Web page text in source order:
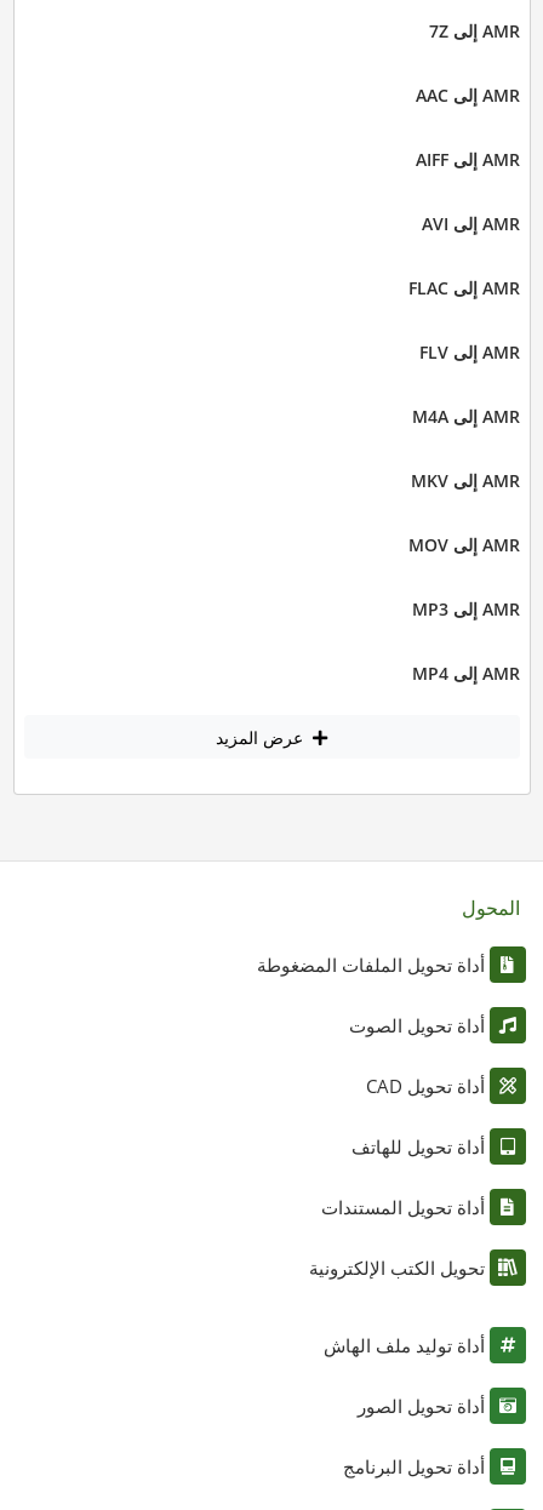
AMR إلى 7Z
AMR إلى AAC
AMR إلى AIFF
AMR إلى AVI
AMR إلى FLAC
AMR إلى FLV
AMR إلى M4A
AMR إلى MKV
AMR إلى MOV
AMR إلى MP3
AMR إلى MP4
عرض المزيد
المحول
أداة تحويل الملفات المضغوطة
أداة تحويل الصوت
أداة تحويل CAD
أداة تحويل للهاتف
أداة تحويل المستندات
تحويل الكتب الإلكترونية
أداة توليد ملف الهاش
أداة تحويل الصور
أداة تحويل البرنامج